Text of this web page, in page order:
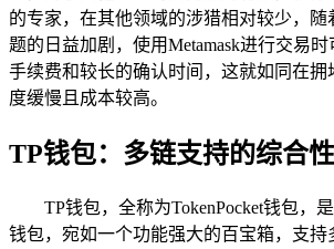
的专家，在其他领域的涉猎相对较少，随
题的日益加剧，使用Metamask进行交易
手续费和较长的确认时间，这就如同在拥
度缓慢且成本较高。
TP钱包：多链支持的综合
TP钱包，全称为TokenPocket钱包，
钱包，宛如一个功能强大的百宝箱，支持